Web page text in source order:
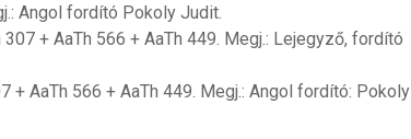
Angol fordító Pokoly Judit.
+ AaTh 566 + AaTh 449. Megj.: Lejegyző, fordító
+ AaTh 566 + AaTh 449. Megj.: Angol fordító: Pokoly